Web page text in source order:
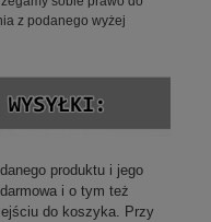
z podanego wyżej
produktu i jego
i o tym też
do koszyka. Przy